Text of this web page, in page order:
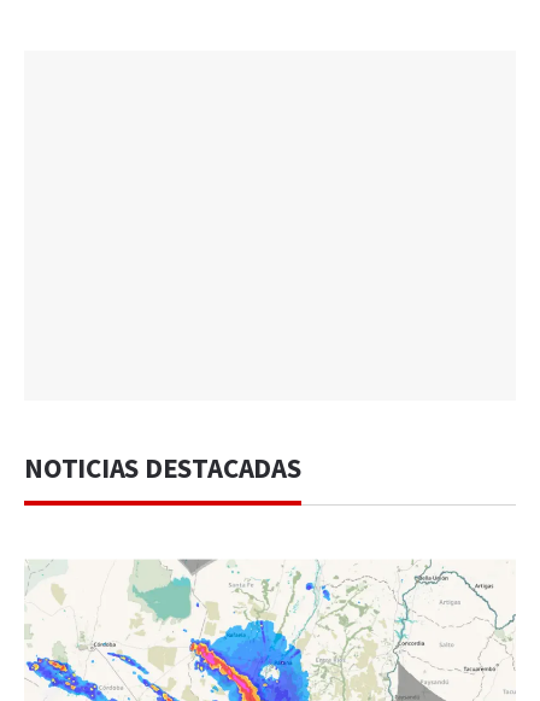
NOTICIAS DESTACADAS